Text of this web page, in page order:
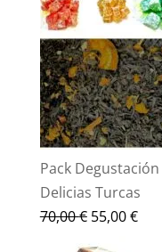
Pack
Delicias Turcas
70,00€ El
55,00€El